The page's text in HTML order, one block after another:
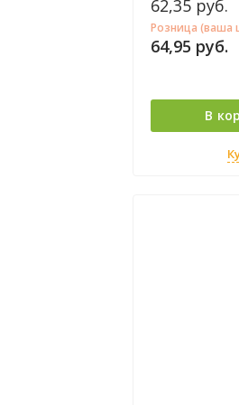
настроения!
торговой
наполнит ваш
62,35 руб.
Розница (ваша
64,95 руб.
В